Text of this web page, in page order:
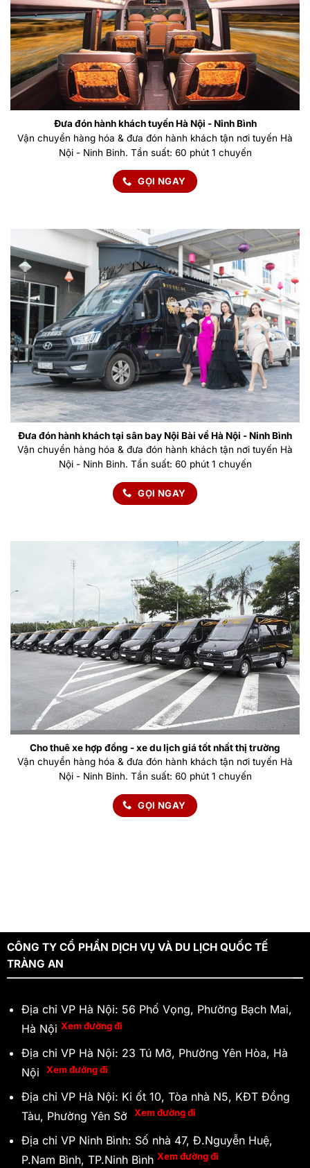
Đưa đón hành khách tuyến Hà Nội - Ninh Bình
Vận chuyển hàng hóa & đưa đón hành khách tận nơi tuyến Hà
Nội - Ninh Binh. Tần suất: 60 phút 1 chuyến
GỌI NGAY
Đưa đón hành khách tại sân bay Nội Bài về Hà Nội - Ninh Bình
Vận chuyển hàng hóa & đưa đón hành khách tận nơi tuyến Hà
Nội - Ninh Binh. Tần suất: 60 phút 1 chuyến
GỌI NGAY
Cho thuê xe hợp đồng - xe du lịch giá tốt nhất thị trường
Vận chuyển hàng hóa & đưa đón hành khách tận nơi tuyến Hà
Nội - Ninh Binh. Tần suất: 60 phút 1 chuyến
GỌI NGAY
CÔNG TY CỔ PHẦN DỊCH VỤ VÀ DU LỊCH QUỐC TẾ
TRÀNG AN
Địa chỉ VP Hà Nội: 56 Phố Vọng, Phường Bạch Mai,
Hà Nội Xem đường đi
Địa chỉ VP Hà Nội: 23 Tú Mỡ, Phường Yên Hòa, Hà
Nội
Xem đường đi
Địa chỉ VP Hà Nội: Ki ốt 10, Tòa nhà N5, KĐT Đồng
Tàu, Phường Yên Sở
Xem đường đi
Địa chỉ VP Ninh Bình: Số nhà 47, Đ.Nguyễn Huệ,
P.Nam Bình, TP.Ninh Bình Xem đường đi